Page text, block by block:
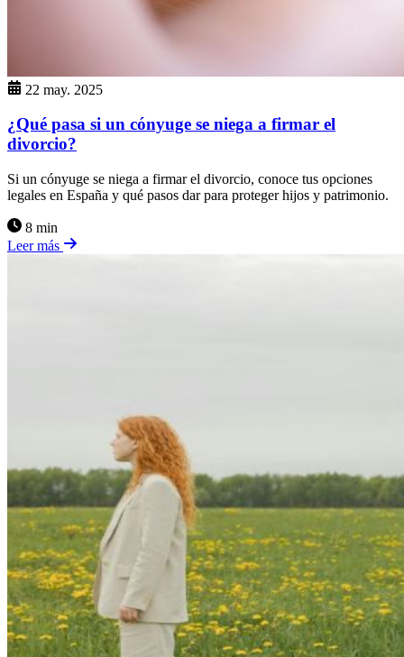
22 may. 2025
¿Qué pasa si un cónyuge se niega a firmar el
divorcio?
Si un cónyuge se niega a firmar el divorcio, conoce tus opciones
legales en España y qué pasos dar para proteger hijos y patrimonio.
8 min
Leer más